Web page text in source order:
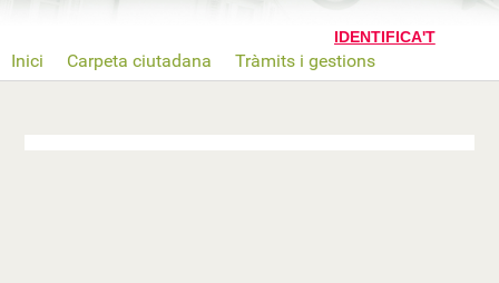
Inici Carpeta ciutadana Tràmits i gestions